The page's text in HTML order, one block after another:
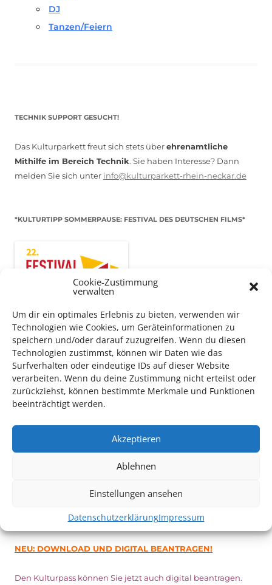
Cookie-Zustimmung
verwalten
Um dir ein optimales Erlebnis zu bieten, verwenden wir
Technologien wie Cookies, um Geräteinformationen zu
speichern und/oder darauf zuzugreifen. Wenn du diesen
Technologien zustimmst, können wir Daten wie das
Surfverhalten oder eindeutige IDs auf dieser Website
verarbeiten. Wenn du deine Zustimmung nicht erteilst oder
zurückziehst, können bestimmte Merkmale und Funktionen
beeinträchtigt werden.
Akzeptieren
Ablehnen
Einstellungen ansehen
DatenschutzerklärungImpressum
DJ
Tanzen/Feiern
TECHNIK SUPPORT GESUCHT!
Das Kulturparkett freut sich stets überehrenamtliche
Mithilfe im Bereich Technik. Sie haben Interesse? Dann
melden Sie sich unter info@kulturparkett-rhein-neckar.de
*KULTURTIPP SOMMERPAUSE: FESTIVAL DES DEUTSCHEN FILMS*
Auch dieses Jahr findet wieder das
Festival des deutschen
Filmsin Ludwigshafen statt.
Vom 19. August bist zum 9. September
Weitere Details zum Festival finden Sie
DIGITAL KULTURPASS BEANTRAGEN
NEU: DOWNLOAD UND DIGITAL BEANTRAGEN!
Den Kulturpass können Sie jetzt auch digital beantragen.